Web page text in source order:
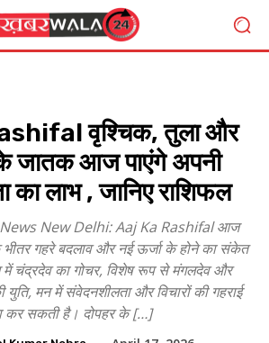
वृश्चिक, तुला और
जातक आज पाएंगे अपनी
का लाभ , जानिए राशिफल
New Delhi: Aaj Ka Rashifal आज
गहरे बदलाव और नई ऊर्जा के होने का संकेत
में चंद्रदेव का गोचर, विशेष रूप से मंगलदेव और
मन में संवेदनशीलता और विचारों की गहराई
कर सकती है। दोपहर के […]